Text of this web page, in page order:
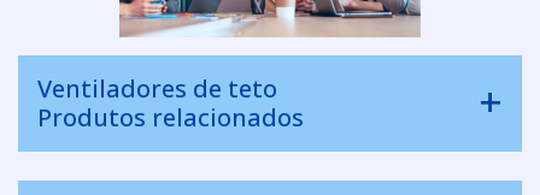
Ventiladores de teto
Produtos relacionados